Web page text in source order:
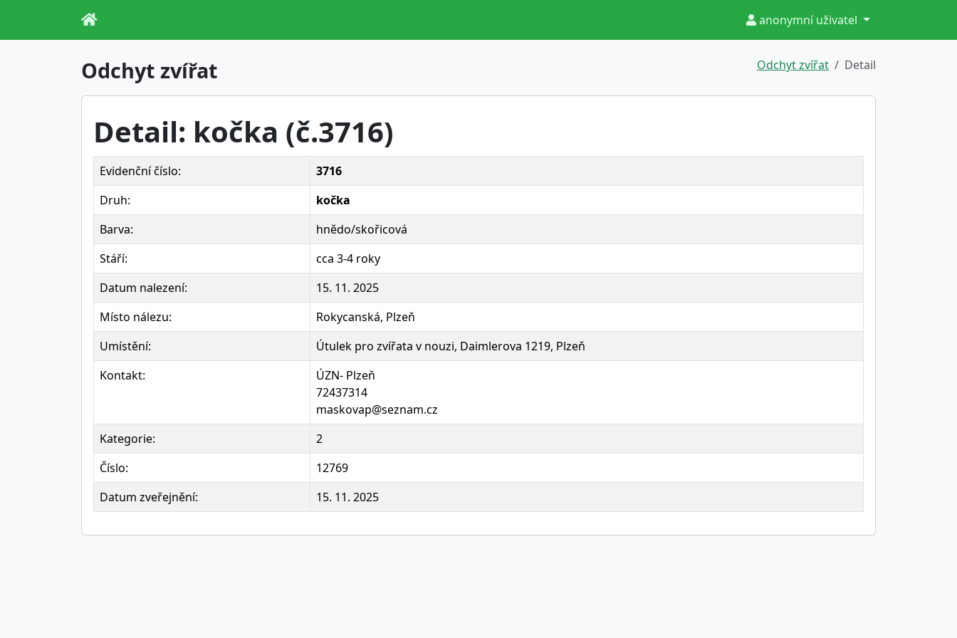
anonymní uživatel
Odchyt zvířat Odchyt zvířat Detail
Detail: kočka (č.3716)
Evidenční číslo:
3716
Druh:
kočka
Barva:
hnědo/skořicová
Stáří:
cca 3-4 roky
Datum nalezení:
15. 11. 2025
Místo nálezu:
Rokycanská, Plzeň
Umístění:
Útulek pro zvířata v nouzi, Daimlerova 1219, Plzeň
Kontakt:
ÚZN- Plzeň
72437314
maskovap@seznam.cz
Kategorie:
2
Číslo:
12769
Datum zveřejnění:
15. 11. 2025